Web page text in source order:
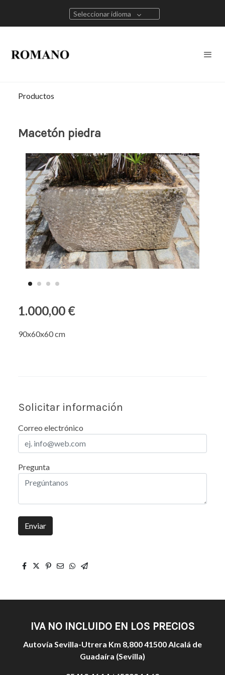
Seleccionar idioma
Productos
Macetón piedra
1.000,00 €
90x60x60 cm
Solicitar información
Correo electrónico
Pregunta
Enviar
IVA NO INCLUIDO EN LOS PRECIOS
Autovía Sevilla-Utrera Km 8,800 41500 Alcalá de
Guadaíra (Sevilla)